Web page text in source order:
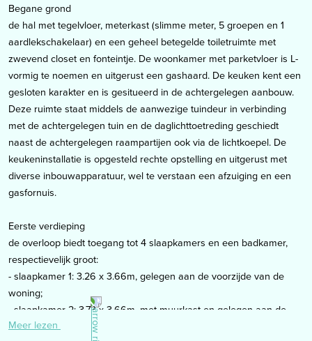
Begane grond
de hal met tegelvloer, meterkast (slimme meter, 5 groepen en 1
aardlekschakelaar) en een geheel betegelde toiletruimte met
zwevend closet en fonteintje. De woonkamer met parketvloer is L-
vormig te noemen en uitgerust een gashaard. De keuken kent een
gesloten karakter en is gesitueerd in de achtergelegen aanbouw.
Deze ruimte staat middels de aanwezige tuindeur in verbinding
met de achtergelegen tuin en de daglichttoetreding geschiedt
naast de achtergelegen raampartijen ook via de lichtkoepel. De
keukeninstallatie is opgesteld rechte opstelling en uitgerust met
diverse inbouwapparatuur, wel te verstaan een afzuiging en een
gasfornuis.
Eerste verdieping
de overloop biedt toegang tot 4 slaapkamers en een badkamer,
respectievelijk groot:
- slaapkamer 1: 3.26 x 3.66m, gelegen aan de voorzijde van de
woning;
- slaapkamer 2: 3.73 x 3.66m, met muurkast en gelegen aan de
achterzijde van de woning;
Meer lezen